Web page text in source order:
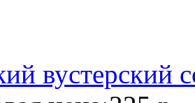
вустерский